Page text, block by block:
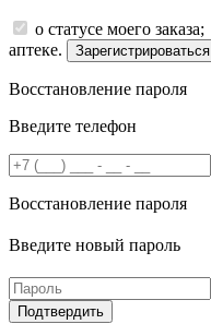
о статусе моего заказа;
аптеке.
Зарегистрироваться
Восстановление пароля
Введите телефон
Восстановление пароля
Введите новый пароль